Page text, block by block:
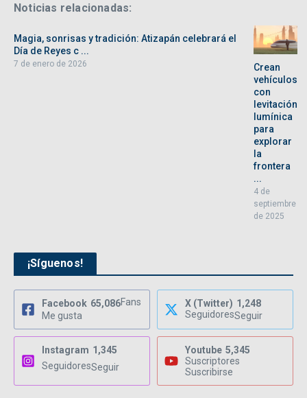
Noticias relacionadas:
Magia, sonrisas y tradición: Atizapán celebrará el
Día de Reyes c ...
7 de enero de 2026
Crean
vehículos
con
levitación
lumínica
para
explorar
la
frontera
...
4 de
septiembre
de 2025
¡Síguenos!
Facebook 65,086Fans
Me gusta
X (Twitter) 1,248
SeguidoresSeguir
Instagram 1,345
SeguidoresSeguir
Youtube 5,345
Suscriptores
Suscribirse